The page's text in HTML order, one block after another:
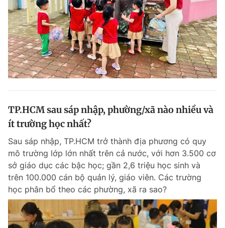
TP.HCM sau sáp nhập, phường/xã nào nhiều và
ít trường học nhất?
Sau sáp nhập, TP.HCM trở thành địa phương có quy
mô trường lớp lớn nhất trên cả nước, với hơn 3.500 cơ
sở giáo dục các bậc học; gần 2,6 triệu học sinh và
trên 100.000 cán bộ quản lý, giáo viên. Các trường
học phân bổ theo các phường, xã ra sao?